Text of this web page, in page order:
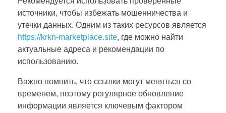
источники, чтобы избежать мошенничества и
утечки данных. Одним из таких ресурсов является
https://krkn-marketplace.site, где можно найти
актуальные адреса и рекомендации по
использованию.
Важно помнить, что ссылки могут меняться со
временем, поэтому регулярное обновление
информации является ключевым фактором